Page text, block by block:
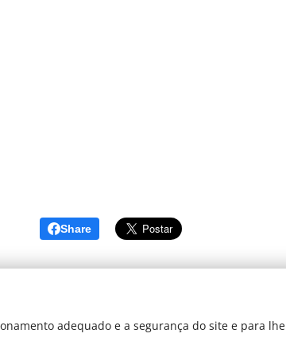
Share
adequado e a segurança do site e para lhe